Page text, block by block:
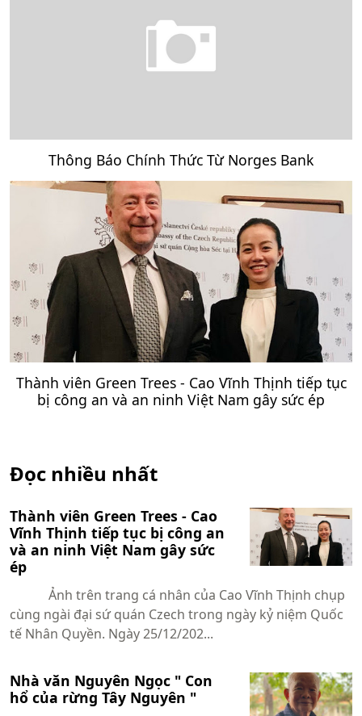
Thông Báo Chính Thức Từ Norges Bank
Thành viên Green Trees - Cao Vĩnh Thịnh tiếp tục
bị công an và an ninh Việt Nam gây sức ép
Đọc nhiều nhất
Thành viên Green Trees - Cao
Vĩnh Thịnh tiếp tục bị công an
và an ninh Việt Nam gây sức
ép
Ảnh trên trang cá nhân của Cao Vĩnh Thịnh chụp
cùng ngài đại sứ quán Czech trong ngày kỷ niệm Quốc
tế Nhân Quyền. Ngày 25/12/202...
Nhà văn Nguyên Ngọc " Con
hổ của rừng Tây Nguyên "